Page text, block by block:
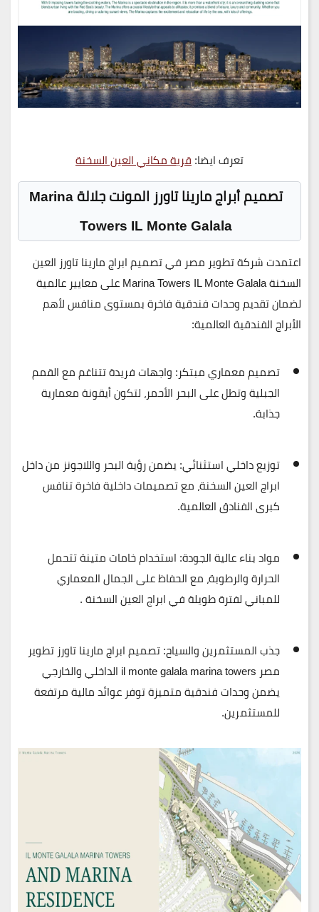
تعرف ايضا:قرية مكاني العين السخنة
تصميم أبراج مارينا تاورز المونت جلالةMarina
Towers IL Monte Galala
اعتمدتشركة تطوير مصر في تصميمابراجمارينا تاورز العين
السخنةMarina Towers IL Monte Galalaعلىمعايير عالمية
لضمان تقديم وحدات فندقية فاخرة بمستوى منافس لأهم
الأبراج الفندقية العالمية:
تصميم معماري مبتكر: واجهات فريدة تتناغم مع القمم
الجبلية وتطل على البحر الأحمر، لتكون أيقونة معمارية
جذابة.
توزيع داخلي استثنائي:يضمن رؤية البحر واللاجونز من داخل
ابراج العين السخنة، مع تصميمات داخلية فاخرة تنافس
كبرى الفنادق العالمية.
مواد بناء عالية الجودة: استخدام خامات متينة تتحمل
الحرارة والرطوبة، مع الحفاظ على الجمال المعماري
للمباني لفترة طويلة في ابراج العين السخنة .
جذب المستثمرين والسياح:تصميمابراج مارينا تاورز تطوير
مصر
il monte galala marina towers الداخلي والخارجي
يضمن وحدات فندقية متميزة توفر عوائد مالية مرتفعة
للمستثمرين.